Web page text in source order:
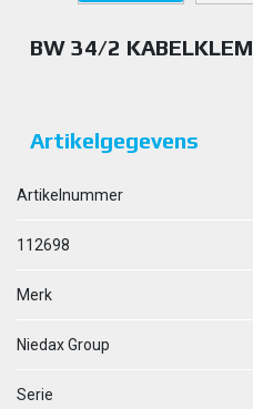
BW 34/2 KABELKLEM
Artikelgegevens
Artikelnummer
112698
Merk
Niedax Group
Serie